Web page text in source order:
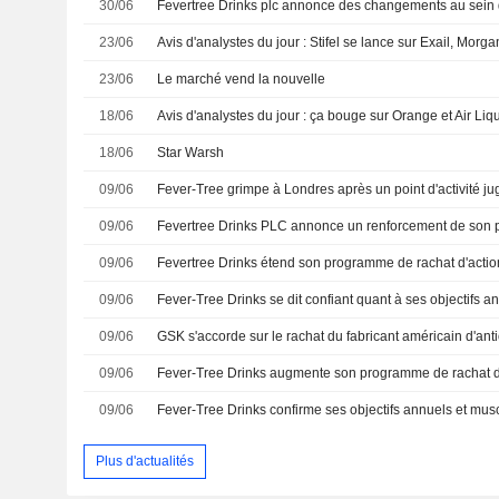
30/06
23/06
23/06 Le marché vend la nouvelle
18/06 Avis d'analystes du jour : ça bouge sur Orange et Air
18/06 Star Warsh
09/06 Fever-Tree grimpe à Londres après un point d'activité
09/06
09/06
09/06
09/06 GSK s'accorde sur le rachat du fabricant américain
09/06
09/06
Plus d'actualités